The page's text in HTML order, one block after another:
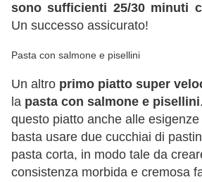
sono sufficienti 25/30 minuti
Un successo assicurato!
Pasta con salmone e pisellini
Un altro primo piatto super
la pasta con salmone e pisellini
questo piatto anche alle
basta usare due cucchiai di
pasta corta, in modo tale da
consistenza morbida e cremosa